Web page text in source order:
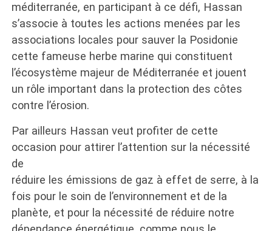
méditerranée, en participant à ce défi, Hassan
s’associe à toutes les actions menées par les
associations locales pour sauver la Posidonie
cette fameuse herbe marine qui constituent
l’écosystème majeur de Méditerranée et jouent
un rôle important dans la protection des côtes
contre l’érosion.
Par ailleurs Hassan veut profiter de cette
occasion pour attirer l’attention sur la nécessité
de
réduire les émissions de gaz à effet de serre, à la
fois pour le soin de l’environnement et de la
planète, et pour la nécessité de réduire notre